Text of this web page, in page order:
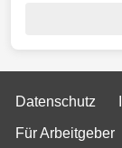
Datenschutz
Für Arbeitgeber